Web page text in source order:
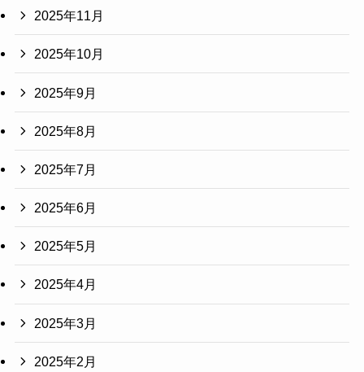
2025年11月
2025年10月
2025年9月
2025年8月
2025年7月
2025年6月
2025年5月
2025年4月
2025年3月
2025年2月